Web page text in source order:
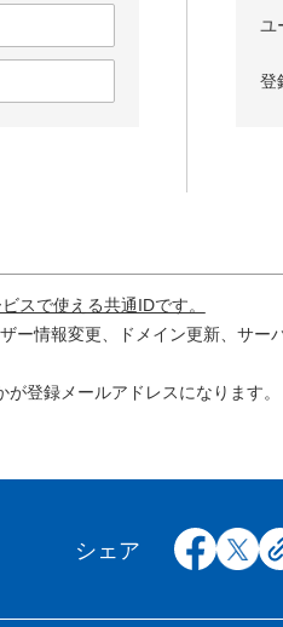
ユ
登
スで使える共通IDです。
ー情報変更、ドメイン更新、サ
登録メールアドレスになります。
シェア x